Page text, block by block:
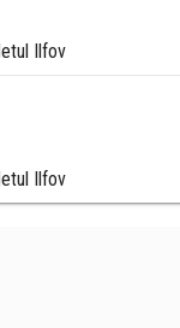
Ilfov
Ilfov